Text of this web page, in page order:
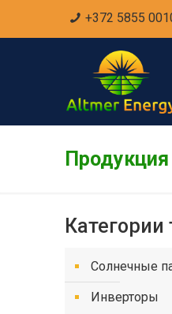
+372 5855
Продукция
Категории
Солнечные
Инверторы